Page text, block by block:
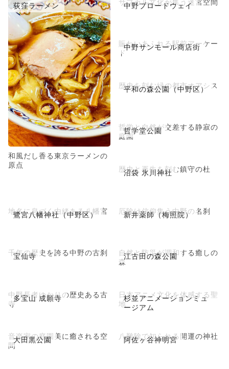
荻窪ラーメン
和風だし香る東京ラーメンの
原点
中野ブロードウェイ
中野サンモール商店街
賑わいあふれる駅前アーケー
ド
平和の森公園（中野区）
歴史を刻む緑の都市オアシス
哲学堂公園
哲学と自然が交差する静寂の
庭園
沼袋 氷川神社
歴史と再生を刻む鎮守の杜
鷺宮八幡神社（中野区）
地名に息づく由緒ある八幡宮 新井薬師（梅照院）
厄除け信仰集う中野の名刹
宝仙寺
千年の歴史を誇る中野の古刹 江古田の森公園
自然と防災が調和する癒しの
森
多宝山 成願寺
中野長者ゆかりの歴史ある古
寺
杉並アニメーションミュ
ージアム
日本アニメ文化を体感する聖
地
大田黒公園
音楽家の庭園美に癒される空
間
阿佐ヶ谷神明宮
八難除で知られる開運の神社